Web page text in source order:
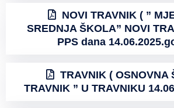
NOVI TRAVNIK ( ”
SREDNJA ŠKOLA” NOVI
PPS dana
TRAVNIK ( OSNOVNA
TRAVNIK ” U TRAVNIKU